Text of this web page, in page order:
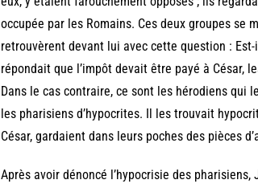
occupée par les Romains. Ces deux groupes se
retrouvèrent devant lui avec cette question :
répondait que l’impôt devait être payé à César,
Dans le cas contraire, ce sont les hérodiens
les pharisiens d’hypocrites. Il les trouvait
César, gardaient dans leurs poches des pièces
Après avoir dénoncé l’hypocrisie des